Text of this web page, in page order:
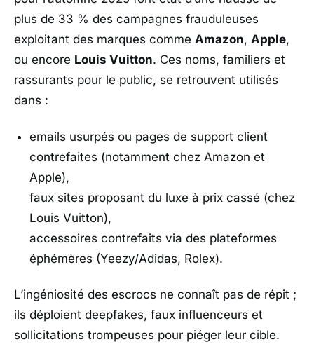
plus de 33 % des campagnes frauduleuses
exploitant des marques comme Amazon, Apple,
ou encore Louis Vuitton. Ces noms, familiers et
rassurants pour le public, se retrouvent utilisés
dans :
emails usurpés ou pages de support client
contrefaites (notamment chez Amazon et
Apple),
faux sites proposant du luxe à prix cassé (chez
Louis Vuitton),
accessoires contrefaits via des plateformes
éphémères (Yeezy/Adidas, Rolex).
L’ingéniosité des escrocs ne connaît pas de répit ;
ils déploient deepfakes, faux influenceurs et
sollicitations trompeuses pour piéger leur cible.